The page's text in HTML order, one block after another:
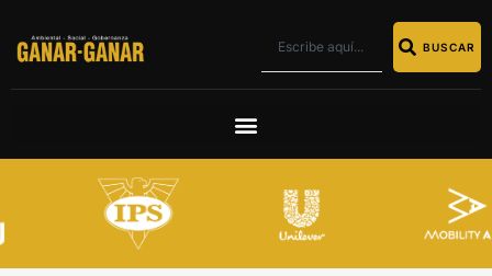
BUSCAR